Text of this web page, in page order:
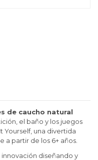
de caucho natural
el baño y los juegos
Yourself, una divertida
a partir de los 6+ años.
diseñando y